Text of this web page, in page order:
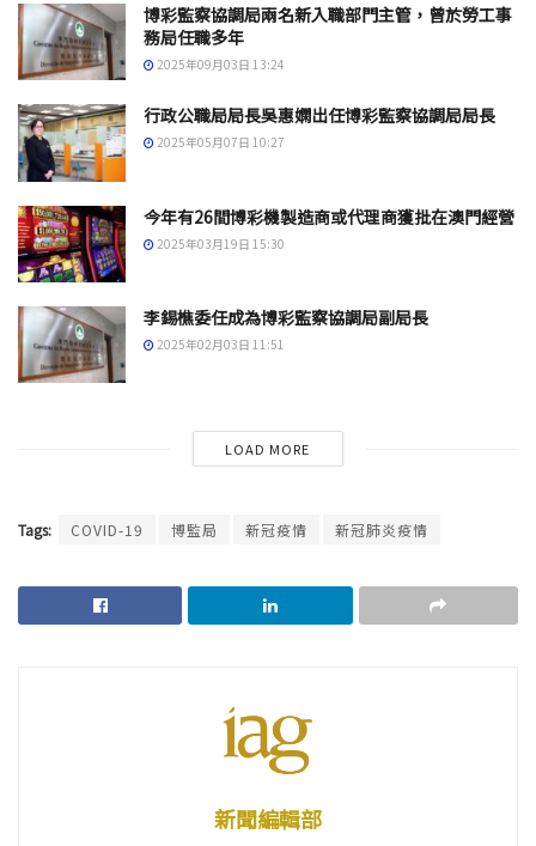
博彩監察協調局兩名新入職部門主管，曾於勞工事
務局任職多年
2025年09月03日 13:24
行政公職局局長吳惠嫻出任博彩監察協調局局長
2025年05月07日 10:27
今年有26間博彩機製造商或代理商獲批在澳門經營
2025年03月19日 15:30
李錫樵委任成為博彩監察協調局副局長
2025年02月03日 11:51
LOAD MORE
Tags: COVID-19 博監局 新冠疫情 新冠肺炎疫情
新聞編輯部